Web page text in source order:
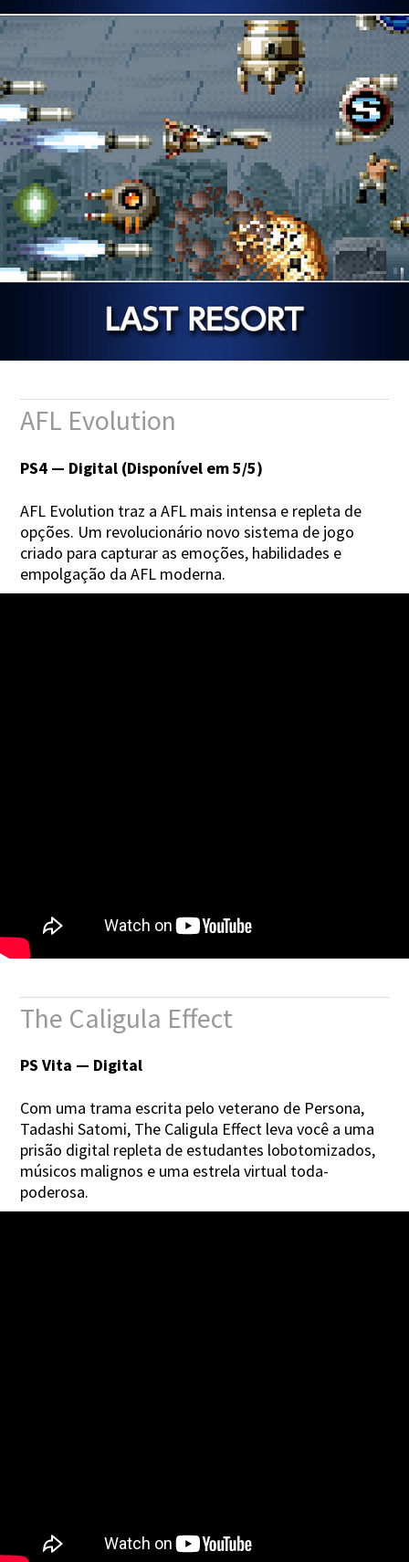
AFL Evolution
PS4 — Digital (Disponível em 5/5)
AFL Evolution traz a AFL mais intensa e repleta de
opções. Um revolucionário novo sistema de jogo
criado para capturar as emoções, habilidades e
empolgação da AFL moderna.
The Caligula Effect
PS Vita — Digital
Com uma trama escrita pelo veterano de Persona,
Tadashi Satomi, The Caligula Effect leva você a uma
prisão digital repleta de estudantes lobotomizados,
músicos malignos e uma estrela virtual toda-
poderosa.